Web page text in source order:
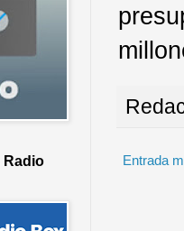
Entrada
Radio